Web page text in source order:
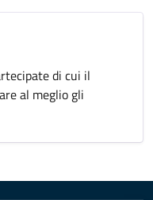
di cui il
al meglio gli